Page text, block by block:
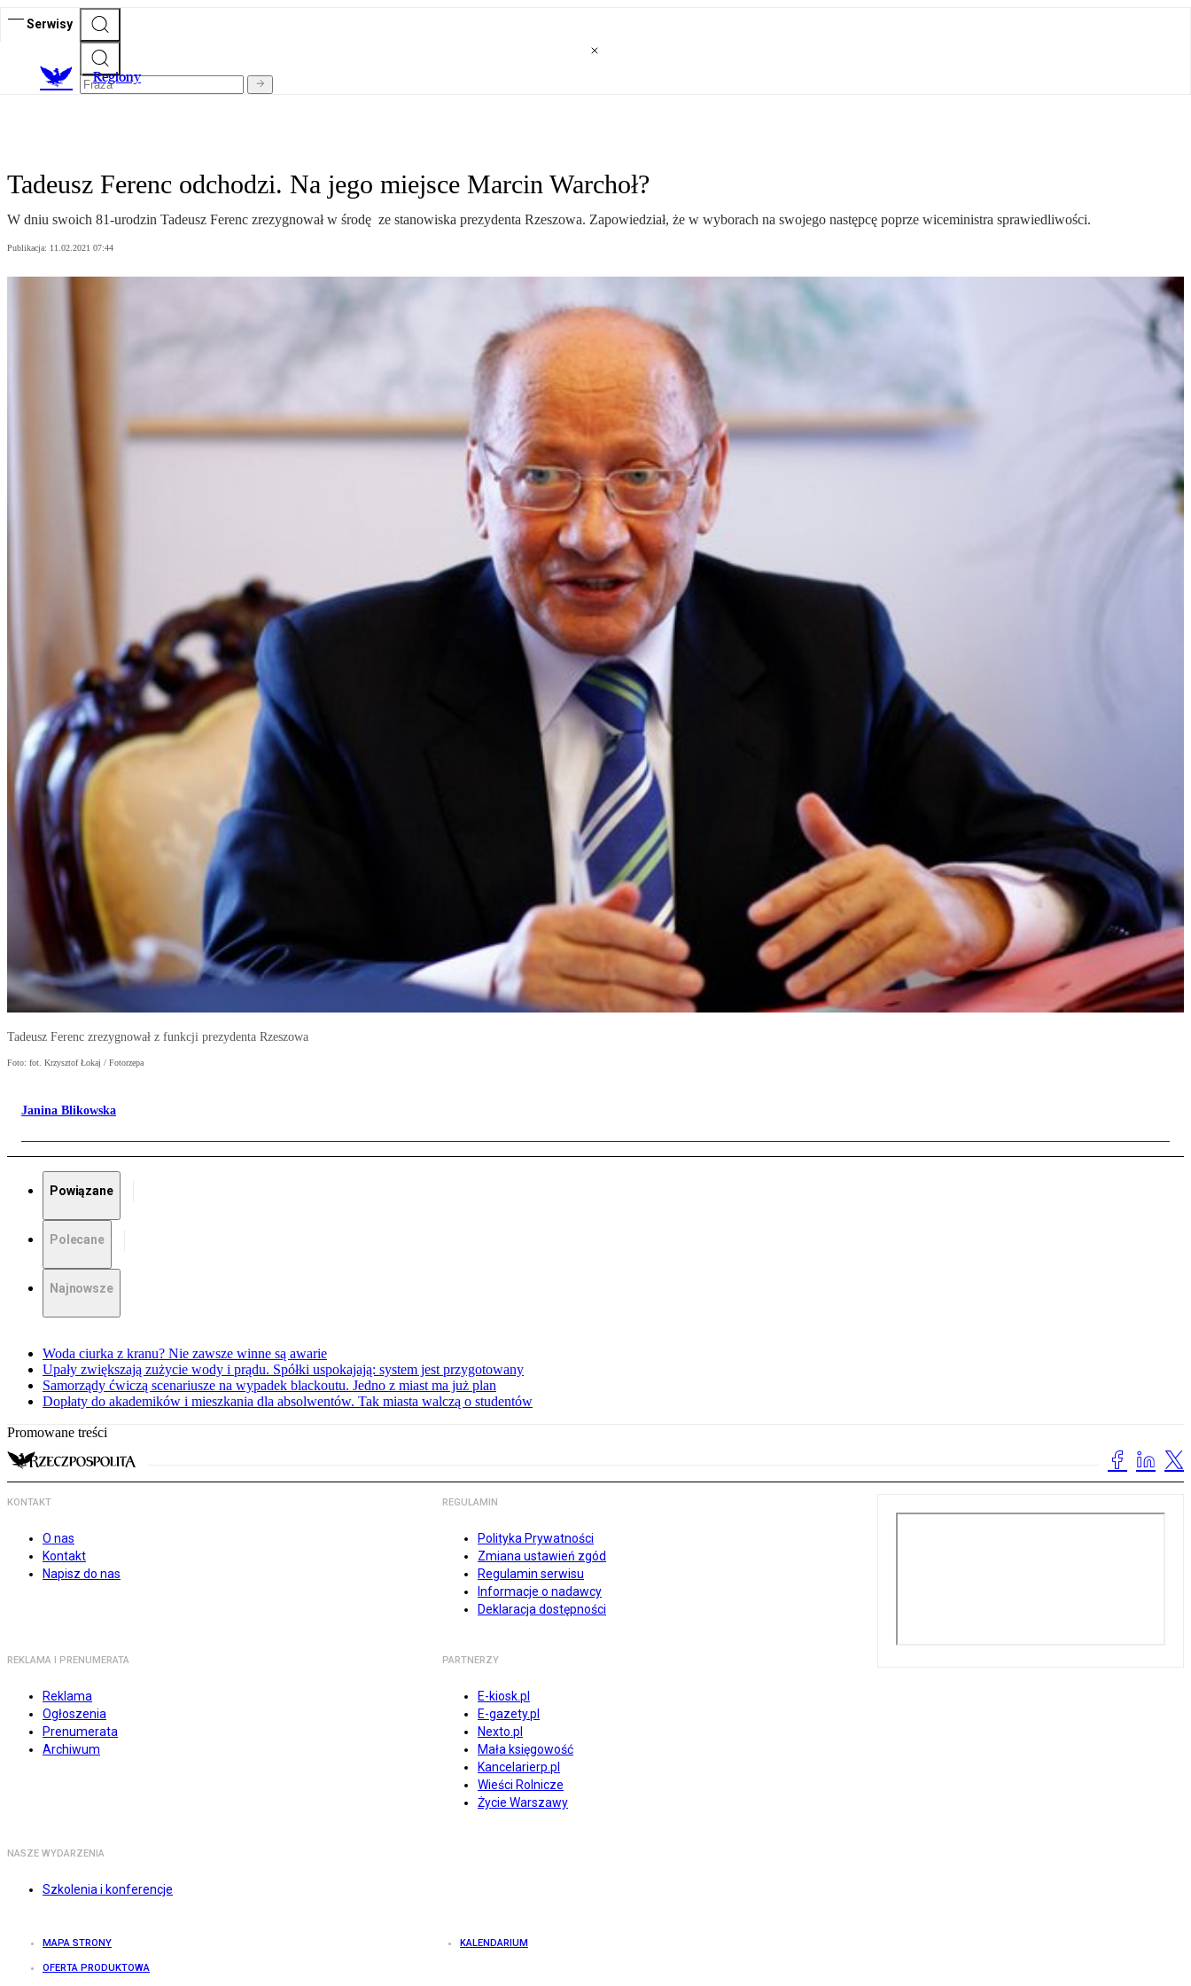
Serwisy
Regiony
Tadeusz Ferenc odchodzi. Na jego miejsce Marcin Warchoł?
W dniu swoich 81-urodzin Tadeusz Ferenc zrezygnował w środę ze stanowiska prezydenta Rzeszowa. Zapowiedział, że w wyborach na swojego następcę poprze wiceministra sprawiedliwości.
Publikacja: 11.02.2021 07:44
Tadeusz Ferenc zrezygnował z funkcji prezydenta Rzeszowa
Foto: fot. Krzysztof Łokaj / Fotorzepa
Janina Blikowska
Powiązane
Polecane
Najnowsze
Woda ciurka z kranu? Nie zawsze winne są awarie
Upały zwiększają zużycie wody i prądu. Spółki uspokajają: system jest przygotowany
Samorządy ćwiczą scenariusze na wypadek blackoutu. Jedno z miast ma już plan
Dopłaty do akademików i mieszkania dla absolwentów. Tak miasta walczą o studentów
Promowane treści
KONTAKT
O nas
Kontakt
Napisz do nas
REGULAMIN
Polityka Prywatności
Zmiana ustawień zgód
Regulamin serwisu
Informacje o nadawcy
Deklaracja dostępności
REKLAMA I PRENUMERATA
Reklama
Ogłoszenia
Prenumerata
Archiwum
PARTNERZY
E-kiosk.pl
E-gazety.pl
Nexto.pl
Mała księgowość
Kancelarierp.pl
Wieści Rolnicze
Życie Warszawy
NASZE WYDARZENIA
Szkolenia i konferencje
MAPA STRONY KALENDARIUM
OFERTA PRODUKTOWA